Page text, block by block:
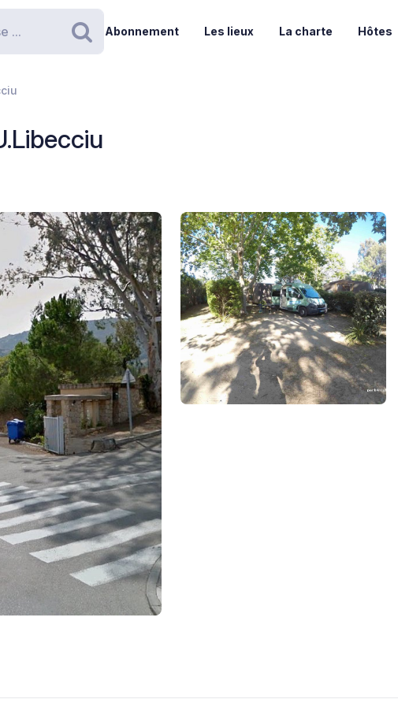
Rechercher
Abonnement Les lieux La charte Hôtes